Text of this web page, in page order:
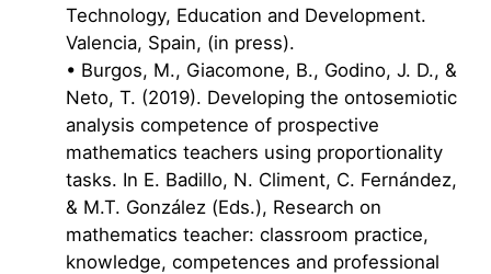
Technology, Education and Development.
Valencia, Spain, (in press).
• Burgos, M., Giacomone, B., Godino, J. D., &
Neto, T. (2019). Developing the ontosemiotic
analysis competence of prospective
mathematics teachers using proportionality
tasks. In E. Badillo, N. Climent, C. Fernández,
& M.T. González (Eds.), Research on
mathematics teacher: classroom practice,
knowledge, competences and professional